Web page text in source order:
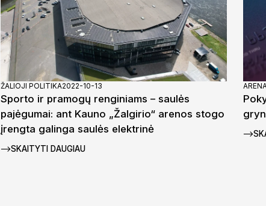
ŽALIOJI POLITIKA2022-10-13
Sporto ir pramogų renginiams – saulės
pajėgumai: ant Kauno „Žalgirio“ arenos stogo
įrengta galinga saulės elektrinė
SKAITYTI DAUGIAU
ARENA